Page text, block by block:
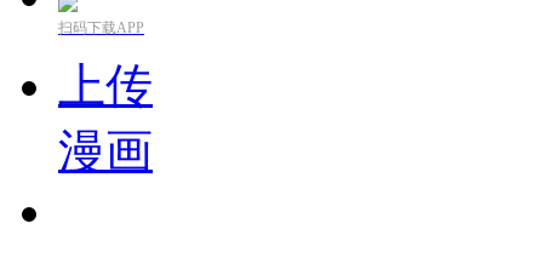
扫码下载APP
上传
漫画